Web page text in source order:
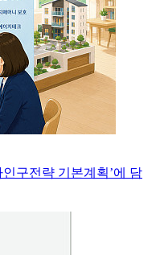
구전략 기본계획’에 담